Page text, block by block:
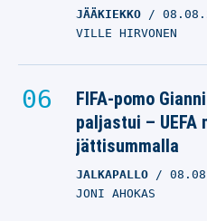
JÄÄKIEKKO
VILLE HIRVONEN
FIFA-pomo
paljastui –
jättisummalla
JALKAPALLO
JONI AHOKAS